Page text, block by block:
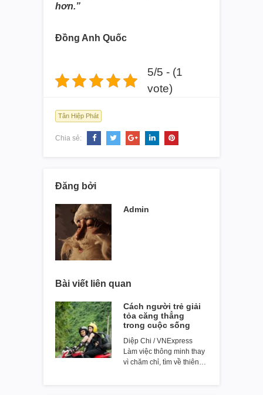
hơn.”
Đồng Anh Quốc
5/5 - (1
vote)
Tân Hiệp Phát
Chia sẻ:
Đăng bởi
Admin
Bài viết liên quan
Cách người trẻ giải
tỏa căng thẳng
trong cuộc sống
Diệp Chi / VNExpress
Làm việc thông minh thay
vì chăm chỉ, tìm về thiên…